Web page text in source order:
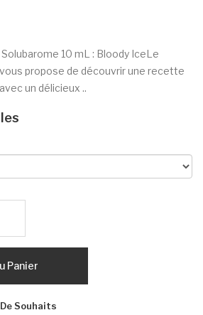
10 mL : Bloody IceLe
propose de découvrir une recette
un délicieux ..
Panier
Souhaits